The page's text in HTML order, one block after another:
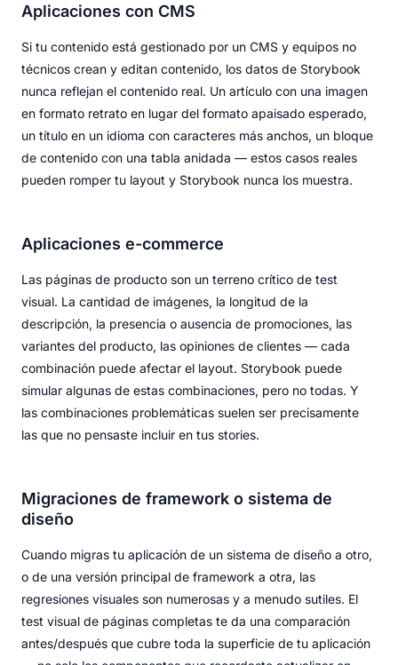
Aplicaciones con CMS
Si tu contenido está gestionado por un CMS y equipos no
técnicos crean y editan contenido, los datos de Storybook
nunca reflejan el contenido real. Un artículo con una imagen
en formato retrato en lugar del formato apaisado esperado,
un título en un idioma con caracteres más anchos, un bloque
de contenido con una tabla anidada — estos casos reales
pueden romper tu layout y Storybook nunca los muestra.
Aplicaciones e-commerce
Las páginas de producto son un terreno crítico de test
visual. La cantidad de imágenes, la longitud de la
descripción, la presencia o ausencia de promociones, las
variantes del producto, las opiniones de clientes — cada
combinación puede afectar el layout. Storybook puede
simular algunas de estas combinaciones, pero no todas. Y
las combinaciones problemáticas suelen ser precisamente
las que no pensaste incluir en tus stories.
Migraciones de framework o sistema de
diseño
Cuando migras tu aplicación de un sistema de diseño a otro,
o de una versión principal de framework a otra, las
regresiones visuales son numerosas y a menudo sutiles. El
test visual de páginas completas te da una comparación
antes/después que cubre toda la superficie de tu aplicación